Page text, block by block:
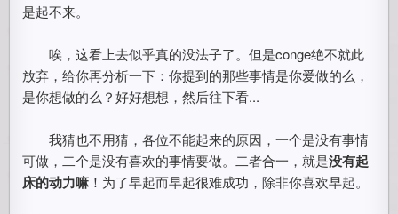
是起不来。
唉，这看上去似乎真的没法子了。但是conge绝不就此
放弃，给你再分析一下：你提到的那些事情是你爱做的么，
是你想做的么？好好想想，然后往下看...
我猜也不用猜，各位不能起来的原因，一个是没有事情
可做，二个是没有喜欢的事情要做。二者合一，就是没有起
床的动力嘛！为了早起而早起很难成功，除非你喜欢早起。